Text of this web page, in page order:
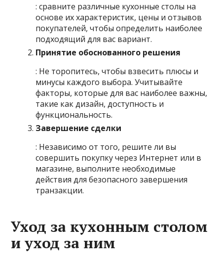
: сравните различные кухонные столы на
основе их характеристик, цены и отзывов
покупателей, чтобы определить наиболее
подходящий для вас вариант.
Принятие обоснованного решения
: Не торопитесь, чтобы взвесить плюсы и
минусы каждого выбора. Учитывайте
факторы, которые для вас наиболее важны,
такие как дизайн, доступность и
функциональность.
Завершение сделки
: Независимо от того, решите ли вы
совершить покупку через Интернет или в
магазине, выполните необходимые
действия для безопасного завершения
транзакции.
Уход за кухонным столом
и уход за ним